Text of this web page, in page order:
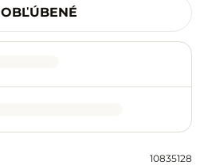
OBĽÚBENÉ
10835128